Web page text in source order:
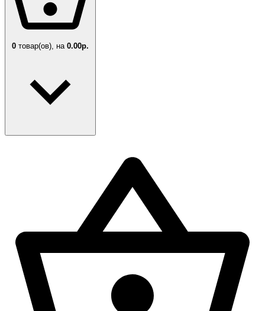
0 товар(ов), на 0.00р.